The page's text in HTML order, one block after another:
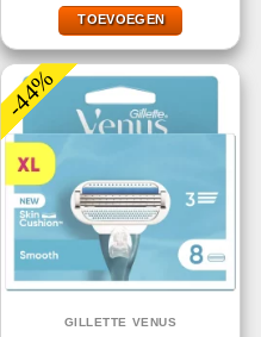
€24,99.
TOEVOEGEN
-44%
GILLETTE VENUS